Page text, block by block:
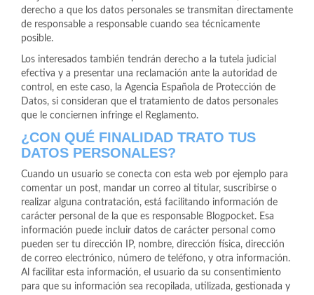
derecho a que los datos personales se transmitan directamente
de responsable a responsable cuando sea técnicamente
posible.
Los interesados también tendrán derecho a la tutela judicial
efectiva y a presentar una reclamación ante la autoridad de
control, en este caso, la Agencia Española de Protección de
Datos, si consideran que el tratamiento de datos personales
que le conciernen infringe el Reglamento.
¿CON QUÉ FINALIDAD TRATO TUS
DATOS PERSONALES?
Cuando un usuario se conecta con esta web por ejemplo para
comentar un post, mandar un correo al titular, suscribirse o
realizar alguna contratación, está facilitando información de
carácter personal de la que es responsable Blogpocket. Esa
información puede incluir datos de carácter personal como
pueden ser tu dirección IP, nombre, dirección física, dirección
de correo electrónico, número de teléfono, y otra información.
Al facilitar esta información, el usuario da su consentimiento
para que su información sea recopilada, utilizada, gestionada y